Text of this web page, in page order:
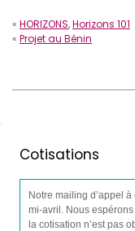
« HORIZONS,Horizons 101
« Projet au Bénin
Cotisations
Notre mailing d’appel
mi-avril. Nous
la cotisation n’est pas